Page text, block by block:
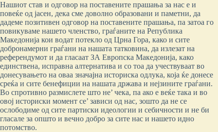
Нашиот став и одговор на поставените прашања за нас е и
повеќе од јасен, дека сме доволно образовани и паметни, да
дaдеме позитивен одговор на поставените прашања, па затоа го
повикуваме нашето членство, граѓаните на Република
Македонија кои водат потекло од Црна Гора, како и сите
добронамерни граѓани на нашата татковина, да излезат на
референдумот и да гласаат ЗА Европска Македонија, како
единствена, исправна алтернатива и со тоа да учествуваат во
донесувањето на оваа значајна историска одлука, која ќе донесе
среќа и сите бенефиции на нашата држава и нејзините граѓани.
Во спротивно размислете што не’ чека, па ако е веќе така и во
овој историски момент се’ зависи од нас, зошто да не се
ослободиме од сите партиски идеологии и себичности и не би
гласале за општо и вечно добро за сите нас и нашето идно
потомство.